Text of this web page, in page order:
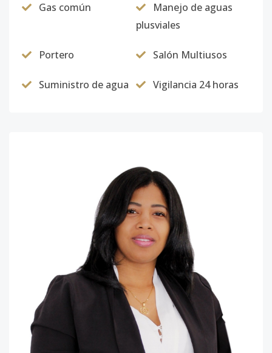
Gas común
Manejo de aguas
plusviales
Portero Salón Multiusos
Suministro de agua Vigilancia 24 horas